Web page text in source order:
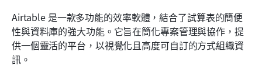
Airtable 是一款多功能的效率軟體，結合了試算表的簡便
性與資料庫的強大功能。它旨在簡化專案管理與協作，提
供一個靈活的平台，以視覺化且高度可自訂的方式組織資
訊。